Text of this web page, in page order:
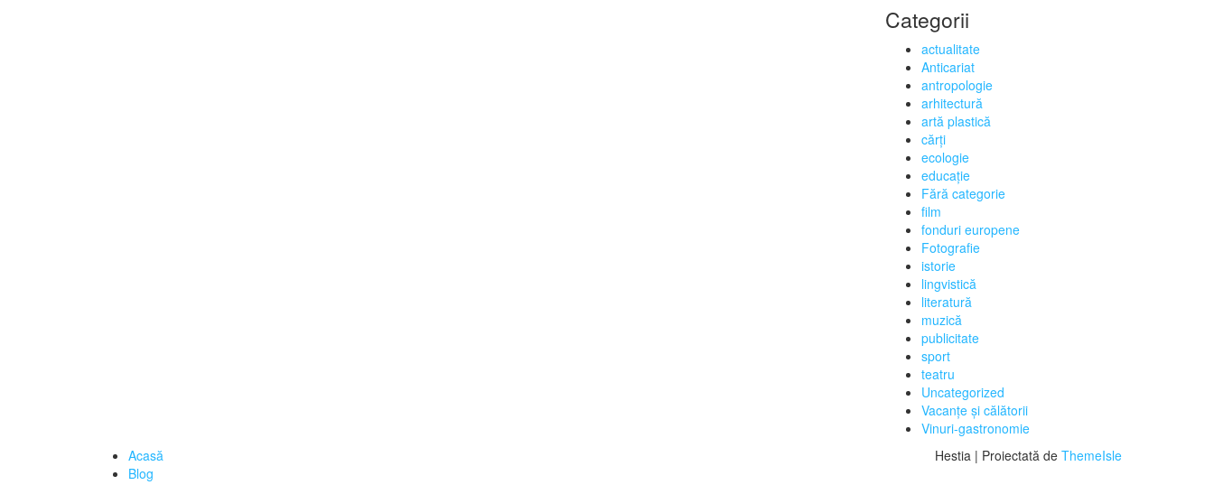
Categorii
actualitate
Anticariat
antropologie
arhitectură
artă plastică
cărți
ecologie
educaţie
Fără categorie
film
fonduri europene
Fotografie
istorie
lingvistică
literatură
muzică
publicitate
sport
teatru
Uncategorized
Vacanţe şi călătorii
Vinuri-gastronomie
Acasă
Blog
Hestia | Proiectată de ThemeIsle